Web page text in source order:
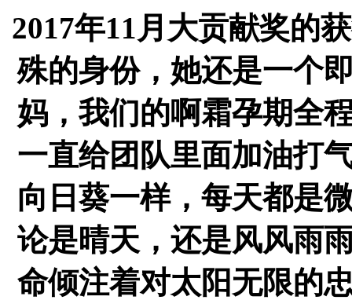
2017年11月大贡献奖的
殊的身份，她还是一个
妈，我们的啊霜孕期全
一直给团队里面加油打
向日葵一样，每天都是
论是晴天，还是风风雨
命倾注着对太阳无限的